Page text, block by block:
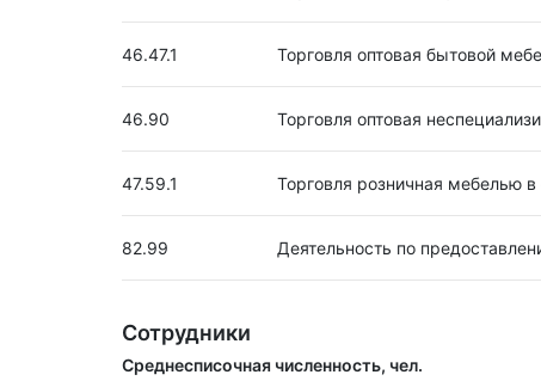
46.47.1 Торговля оптовая бытовой
46.90 Торговля оптовая
47.59.1 Торговля розничная мебелью
82.99 Деятельность по
Сотрудники
Среднесписочная численность, чел.